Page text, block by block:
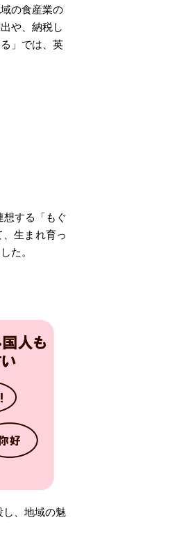
の食産業の
や、納税し
」では、英
する「もぐ
生まれ育っ
た。
し、地域の魅